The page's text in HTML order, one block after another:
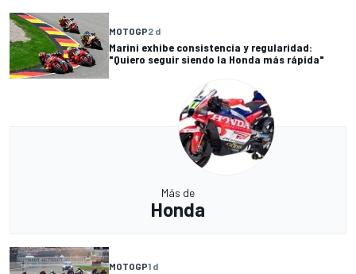
MOTOGP2 d
Marini exhibe consistencia y regularidad:
"Quiero seguir siendo la Honda más rápida"
Más de
Honda
MOTOGP1 d